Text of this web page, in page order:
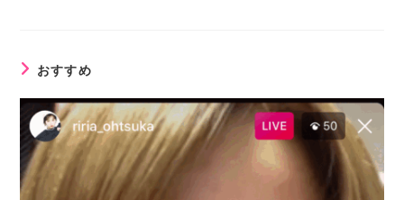
おすすめ